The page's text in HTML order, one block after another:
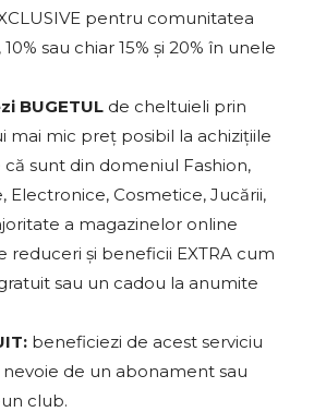
pentru comunitatea
sau chiar 15% și 20% în unele
BUGETUL de cheltuieli prin
mai mic preț posibil la achizițiile
sunt din domeniul Fashion,
Electronice, Cosmetice, Jucării,
a magazinelor online
reduceri și beneficii EXTRA cum
sau un cadou la anumite
beneficiezi de acest serviciu
nevoie de un abonament sau
club.